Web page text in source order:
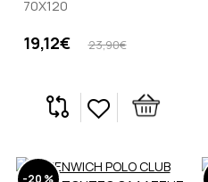
70Χ120
23,90€
19,12€